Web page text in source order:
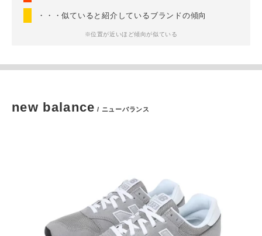
・・・似ていると紹介しているブランドの傾向
※位置が近いほど傾向が似ている
new balance / ニューバランス